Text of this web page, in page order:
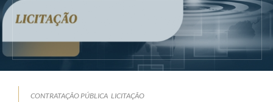
CONTRATAÇÃO PÚBLICA LICITAÇÃO